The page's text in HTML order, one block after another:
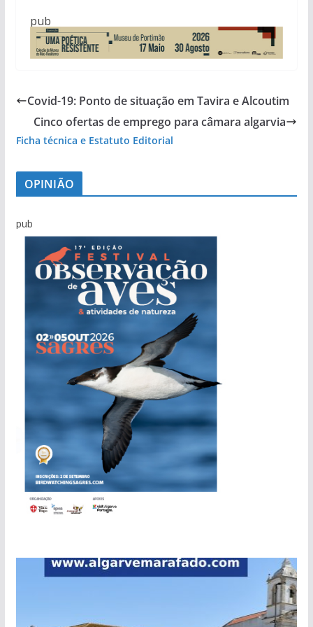
pub
Covid-19: Ponto de situação em Tavira e Alcoutim
Cinco ofertas de emprego para câmara algarvia
Ficha técnica e Estatuto Editorial
OPINIÃO
pub